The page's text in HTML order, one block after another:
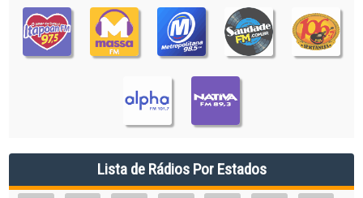
Lista de Rádios Por Estados